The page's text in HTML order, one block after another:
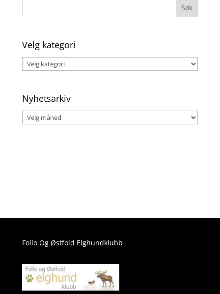
Velg kategori
Velg
Nyhetsarkiv
Nyhetsarkiv
Follo Og Østfold Elghundklubb